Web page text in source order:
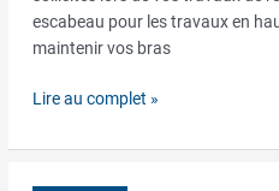
escabeau pour les travaux en
maintenir vos bras
Lire au complet »